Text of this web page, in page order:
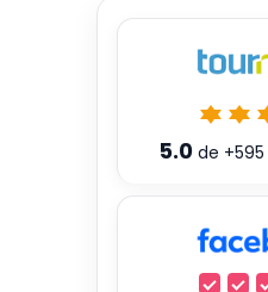
5.0 de +595